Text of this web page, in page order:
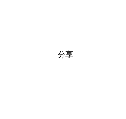
分享